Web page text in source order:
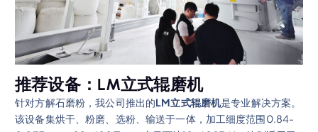
推荐设备：LM立式辊磨机
针对方解石磨粉，我公司推出的LM立式辊磨机是专业解决方案。
该设备集烘干、粉磨、选粉、输送于一体，加工细度范围0.84-